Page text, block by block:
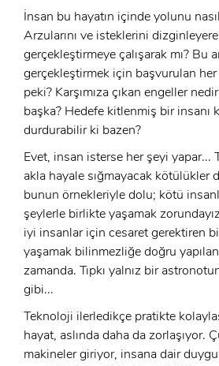
İnsan bu hayatın içinde yolunu
Arzularını ve isteklerini
gerçekleştirmeye çalışarak mı? Bu
gerçekleştirmek için başvurulan her
peki? Karşımıza çıkan engeller
başka? Hedefe kitlenmiş bir insanı
durdurabilir ki bazen?
Evet, insan isterse her şeyi yapar...
akla hayale sığmayacak kötülükler
bunun örnekleriyle dolu; kötü
şeylerle birlikte yaşamak
iyi insanlar için cesaret gerektiren
yaşamak bilinmezliğe doğru
zamanda. Tıpkı yalnız bir
gibi...
Teknoloji ilerledikçe pratikte
hayat, aslında daha da zorlaşıyor.
makineler giriyor, insana dair